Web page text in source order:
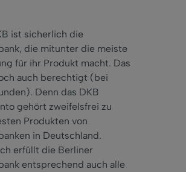
ist sicherlich die
die mitunter die meiste
für ihr Produkt macht. Das
auch berechtigt (bei
Denn das DKB
gehört zweifelsfrei zu
Produkten von
in Deutschland.
erfüllt die Berliner
entsprechend auch alle